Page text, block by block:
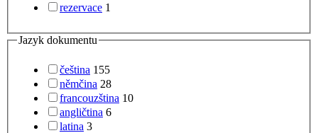
rezervace 1
Jazyk dokumentu
čeština 155
němčina 28
francouzština 10
angličtina 6
latina 3